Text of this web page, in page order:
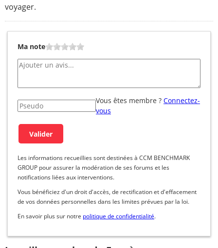
voyager.
Ma note
Vous êtes membre ? Connectez-
vous
Les informations recueillies sont destinées à CCM BENCHMARK
GROUP pour assurer la modération de ses forums et les
notifications liées aux interventions.
Vous bénéficiez d'un droit d'accès, de rectification et d'effacement
de vos données personnelles dans les limites prévues par la loi.
En savoir plus sur notre politique de confidentialité.